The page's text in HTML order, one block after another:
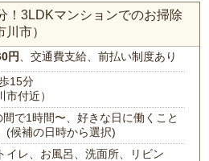
！3LDKマンションでのお掃除
市）
円 、交通費支給、前払い制度あり
15分
市付近）
で1時間〜、好きな日に働くこと
(候補の日時から選択)
イレ、お風呂、洗面所、リビン